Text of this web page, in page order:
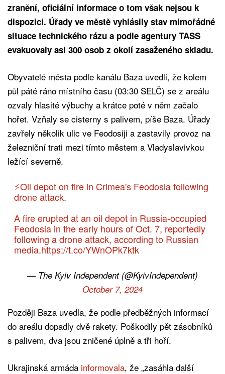
zranění, oficiální informace o tom však nejsou k
dispozici. Úřady ve městě vyhlásily stav mimořádné
situace technického rázu a podle agentury TASS
evakuovaly asi 300 osob z okolí zasaženého skladu.
Obyvatelé města podle kanálu Baza uvedli, že kolem
půl páté ráno místního času (03:30 SELČ) se z areálu
ozvaly hlasité výbuchy a krátce poté v něm začalo
hořet. Vzňaly se cisterny s palivem, píše Baza. Úřady
zavřely několik ulic ve Feodosiji a zastavily provoz na
železniční trati mezi tímto městem a Vladyslavivkou
ležící severně.
⚡️Oil depot on fire in Crimea's Feodosia following
drone attack.
A fire erupted at an oil depot in Russia-occupied
Feodosia in the early hours of Oct. 7, reportedly
following a drone attack, according to Russian
media.https://t.co/YWnOPk7ktk
— The Kyiv Independent (@KyivIndependent)
October 7, 2024
Později Baza uvedla, že podle předběžných informací
do areálu dopadly dvě rakety. Poškodily pět zásobníků
s palivem, dva jsou zničené úplně a tři hoří.
Ukrajinská armáda informovala, že „zasáhla další